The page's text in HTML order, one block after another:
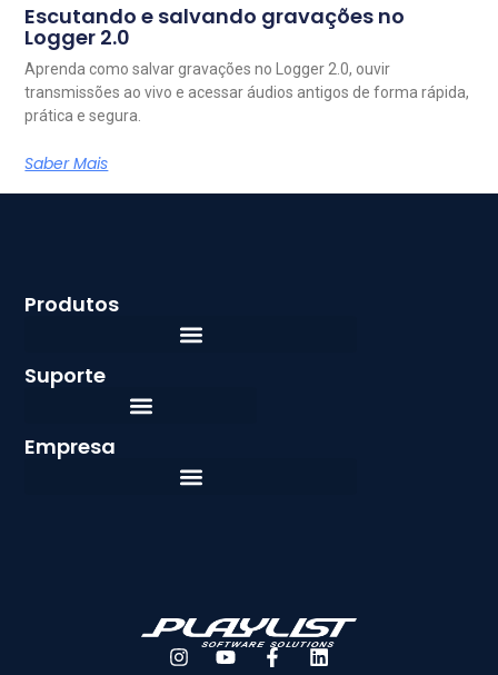
Escutando e salvando gravações no
Logger 2.0
Aprenda como salvar gravações no Logger 2.0, ouvir
transmissões ao vivo e acessar áudios antigos de forma rápida,
prática e segura.
Saber Mais
Español
Produtos
Suporte
Empresa